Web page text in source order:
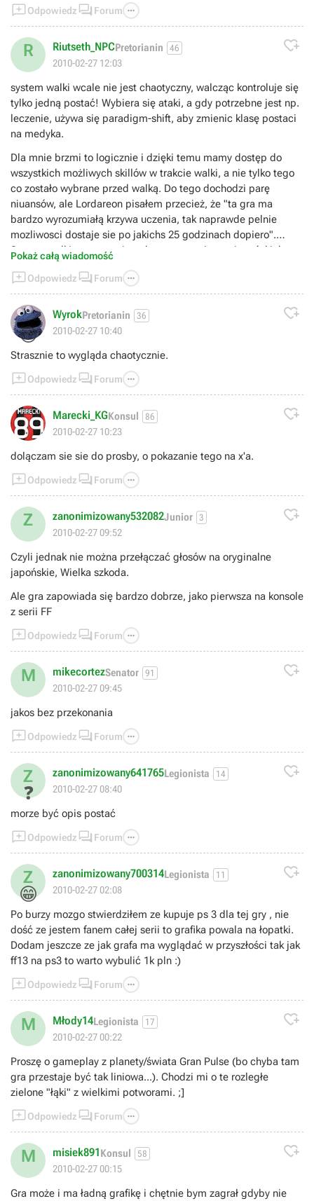
Odpowiedz  Forum 
R Riutseth_NPCPretorianin 46
2010-02-27 12:03

system walki wcale nie jest chaotyczny, walcząc kontroluje się
tylko jedną postać! Wybiera się ataki, a gdy potrzebne jest np.
leczenie, używa się paradigm-shift, aby zmienic klasę postaci
na medyka.
Dla mnie brzmi to logicznie i dzięki temu mamy dostęp do
wszystkich możliwych skillów w trakcie walki, a nie tylko tego
co zostało wybrane przed walką. Do tego dochodzi parę
niuansów, ale Lordareon pisałem przecież, że "ta gra ma
bardzo wyrozumiałą krzywa uczenia, tak naprawde pelnie
mozliwosci dostaje sie po jakichs 25 godzinach dopiero".
System walki na pewno jest do opanowania, a z japońskich
recenzji wynika, że jest to chyba najmocniejszy element całej
gry.
Pokaż całą wiadomość
Odpowiedz  Forum 
😊
WyrokPretorianin 36
2010-02-27 10:40

Strasznie to wygląda chaotycznie.
Odpowiedz  Forum 
Marecki_KGKonsul 86
2010-02-27 10:23

dolączam sie sie do prosby, o pokazanie tego na x'a.
Odpowiedz  Forum 
Z zanonimizowany532082Junior 3
2010-02-27 09:52

Czyli jednak nie można przełączać głosów na oryginalne
japońskie, Wielka szkoda.
Ale gra zapowiada się bardzo dobrze, jako pierwsza na konsole
z serii FF
Odpowiedz  Forum 
M mikecortezSenator 91
2010-02-27 09:45

jakos bez przekonania
Odpowiedz  Forum 
Z
❓
zanonimizowany641765Legionista 14
2010-02-27 08:40

morze być opis postać
Odpowiedz  Forum 
Z
😁
zanonimizowany700314Legionista 11
2010-02-27 02:08

Po burzy mozgo stwierdziłem ze kupuje ps 3 dla tej gry , nie
dość ze jestem fanem całej serii to grafika powala na łopatki.
Dodam jeszcze ze jak grafa ma wyglądać w przyszłości tak jak
ff13 na ps3 to warto wybulić 1k pln :)
Odpowiedz  Forum 
M Młody14Legionista 17
2010-02-27 00:22

Proszę o gameplay z planety/świata Gran Pulse (bo chyba tam
gra przestaje być tak liniowa...). Chodzi mi o te rozległe
zielone "łąki" z wielkimi potworami. ;]
Odpowiedz  Forum 
M misiek891Konsul 58
2010-02-27 00:15

Gra może i ma ładną grafikę i chętnie bym zagrał gdyby nie